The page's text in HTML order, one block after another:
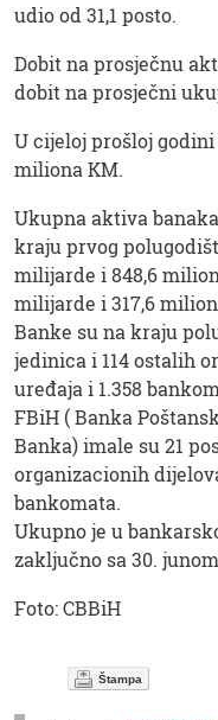
udio od 31,1 posto.
Dobit na prosječnu
dobit na prosječni
U cijeloj prošloj godini
miliona KM.
Ukupna aktiva
kraju prvog
milijarde i 848,6
milijarde i 317,6
Banke su na kraju
jedinica i 114 ostalih
uređaja i 1.358
FBiH ( Banka
Banka) imale su 21
organizacionih
bankomata.
Ukupno je u
zaključno sa 30.
Foto: CBBiH
Štampa